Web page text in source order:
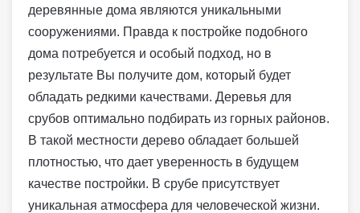
деревянные дома являются уникальными
сооружениями. Правда к постройке подобного
дома потребуется и особый подход, но в
результате Вы получите дом, который будет
обладать редкими качествами. Деревья для
срубов оптимально подбирать из горных районов.
В такой местности дерево обладает большей
плотностью, что дает уверенность в будущем
качестве постройки. В срубе присутствует
уникальная атмосфера для человеческой жизни.